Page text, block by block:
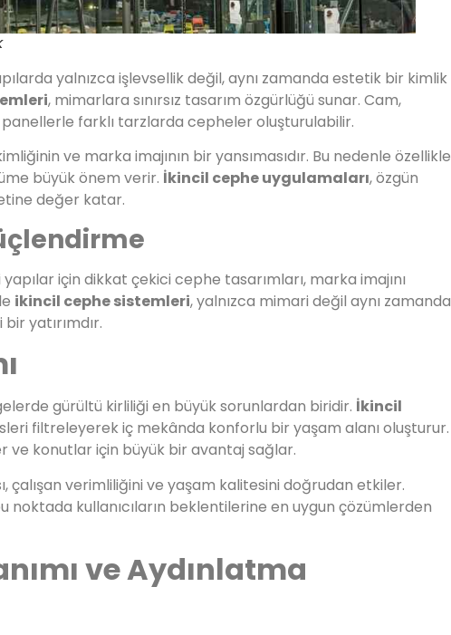
yalnızca işlevsellik değil, aynı zamanda estetik bir kimlik
, mimarlara sınırsız tasarım özgürlüğü sunar. Cam,
farklı tarzlarda cepheler oluşturulabilir.
ve marka imajının bir yansımasıdır. Bu nedenle özellikle
büyük önem verir. İkincil cephe uygulamaları, özgün
değer katar.
için dikkat çekici cephe tasarımları, marka imajını
ikincil cephe sistemleri, yalnızca mimari değil aynı zamanda
yatırımdır.
gürültü kirliliği en büyük sorunlardan biridir. İkincil
filtreleyerek iç mekânda konforlu bir yaşam alanı oluşturur.
ve konutlar için büyük bir avantaj sağlar.
çalışan verimliliğini ve yaşam kalitesini doğrudan etkiler.
noktada kullanıcıların beklentilerine en uygun çözümlerden
ve Aydınlatma